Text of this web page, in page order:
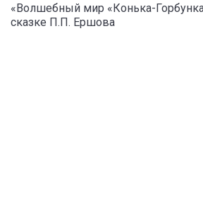
«Волшебный мир «Конька-
сказке П.П. Ершова